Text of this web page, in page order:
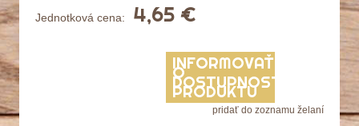
Jednotková cena: 4,65 €
INFORMOVAŤ
O
DOSTUPNOSTI
PRODUKTU
pridať do zoznamu želaní